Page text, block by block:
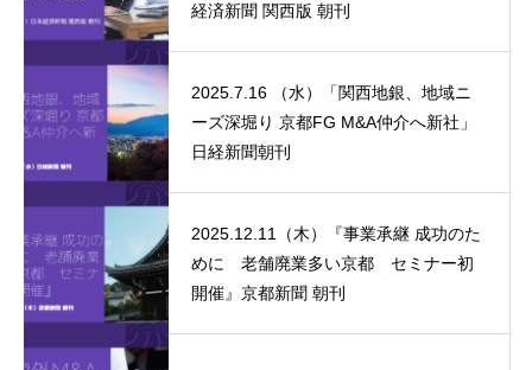
経済新聞 関西版 朝刊
2025.7.16 （水）「関西地銀、地域ニ
ーズ深堀り 京都FG M&A仲介へ新社」
日経新聞朝刊
2025.12.11（木）『事業承継 成功のた
めに 老舗廃業多い京都 セミナー初
開催』京都新聞 朝刊